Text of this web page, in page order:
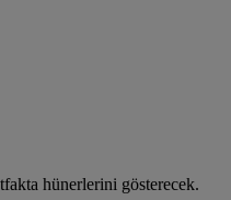
hünerlerini gösterecek.